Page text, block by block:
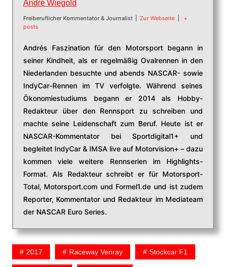
André Wiegold
Freiberuflicher Kommentator & Journalist Zur Webseite
+
posts
Andrés Faszination für den Motorsport begann in
seiner Kindheit, als er regelmäßig Ovalrennen in den
Niederlanden besuchte und abends NASCAR- sowie
IndyCar-Rennen im TV verfolgte. Während seines
Ökonomiestudiums begann er 2014 als Hobby-
Redakteur über den Rennsport zu schreiben und
machte seine Leidenschaft zum Beruf. Heute ist er
NASCAR-Kommentator bei Sportdigital1+ und
begleitet IndyCar & IMSA live auf Motorvision+ – dazu
kommen viele weitere Rennserien im Highlights-
Format. Als Redakteur schreibt er für Motorsport-
Total, Motorsport.com und Formel1.de und ist zudem
Reporter, Kommentator und Redakteur im Mediateam
der NASCAR Euro Series.
2017 Raceway Venray Stockcar F1